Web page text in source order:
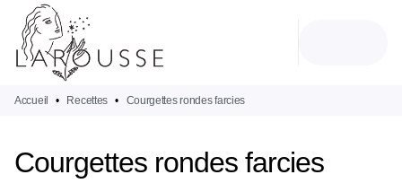
MENU
PIED DE PAGE
Accueil • Recettes • Courgettes rondes farcies
Courgettes rondes farcies